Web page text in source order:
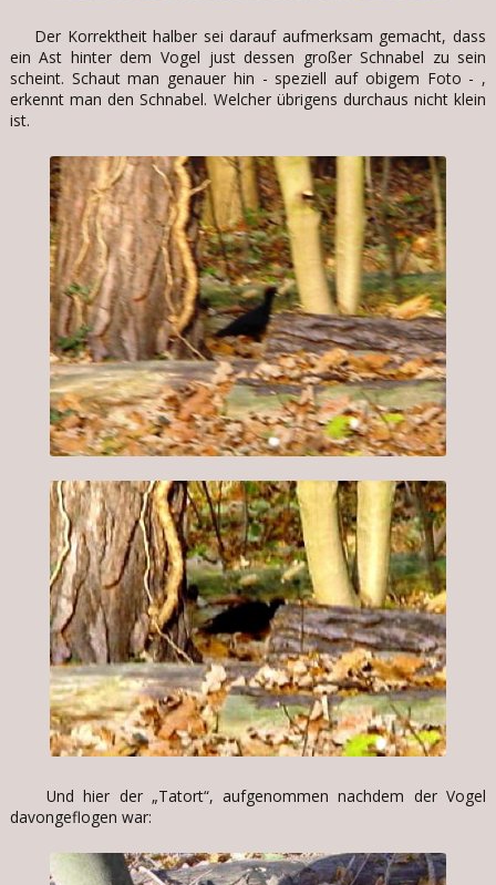
Der Korrektheit halber sei darauf aufmerksam gemacht, dass
ein Ast hinter dem Vogel just dessen großer Schnabel zu sein
scheint. Schaut man genauer hin - speziell auf obigem Foto - ,
erkennt man den Schnabel. Welcher übrigens durchaus nicht klein
ist.
Und hier der „Tatort“, aufgenommen nachdem der Vogel
davongeflogen war: